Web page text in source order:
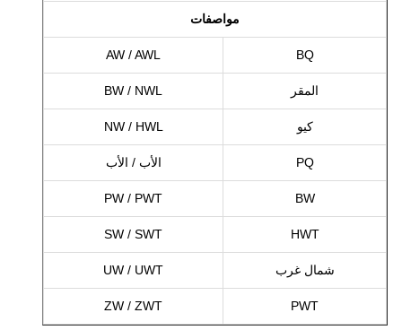
مواصفات
BQ
AW / AWL
المقر BW / NWL
كيو NW / HWL
PQ الأب / الأب
BW
PW / PWT
HWT
SW / SWT
شمال غرب UW / UWT
PWT
ZW / ZWT